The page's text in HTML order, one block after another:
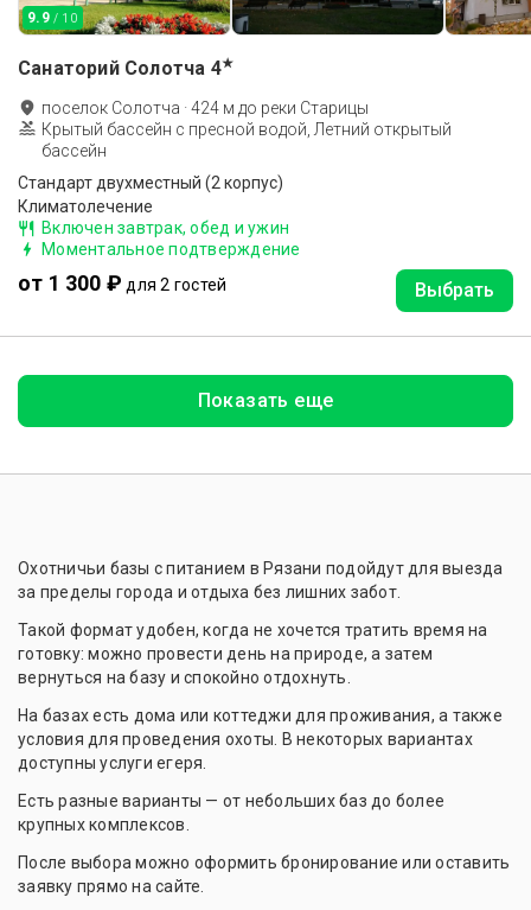
9.9 / 10
Санаторий Солотча 4★
поселок Солотча ·424 м до реки Старицы
Крытый бассейн с пресной водой, Летний открытый
бассейн
Стандарт двухместный (2 корпус)
Климатолечение
Включен завтрак, обед и ужин
Моментальное подтверждение
от 1 300 ₽ для 2 гостей Выбрать
Показать еще
Охотничьи базы с питанием в Рязани подойдут для выезда
за пределы города и отдыха без лишних забот.
Такой формат удобен, когда не хочется тратить время на
готовку: можно провести день на природе, а затем
вернуться на базу и спокойно отдохнуть.
На базах есть дома или коттеджи для проживания, а также
условия для проведения охоты. В некоторых вариантах
доступны услуги егеря.
Есть разные варианты — от небольших баз до более
крупных комплексов.
После выбора можно оформить бронирование или оставить
заявку прямо на сайте.